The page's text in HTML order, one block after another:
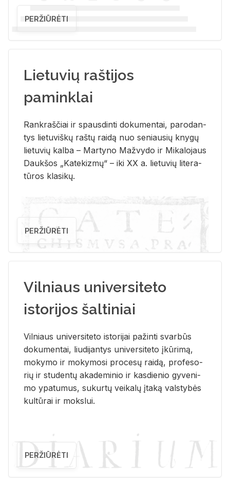
PERŽIŪRĖTI
Lietuvių raštijos
paminklai
Rank­raš­čiai ir spaus­din­ti do­ku­men­tai, pa­ro­dan­
tys lie­tu­viš­kų raš­tų rai­dą nuo se­niau­sių kny­gų
lie­tu­vių kal­ba – Mar­ty­no Ma­žvy­do ir Mi­ka­lo­jaus
Dauk­šos „Ka­te­kiz­mų“ – iki XX a. lie­tu­vių li­te­ra­
tū­ros kla­si­kų.
PERŽIŪRĖTI
Vilniaus universiteto
istorijos šaltiniai
Vil­niaus uni­ver­si­te­to is­to­ri­jai pa­žin­ti svar­būs
do­ku­men­tai, liu­di­jan­tys uni­ver­si­te­to įkū­ri­mą,
mo­ky­mo ir mo­ky­mo­si pro­ce­sų rai­dą, pro­fe­so­
rių ir stu­den­tų aka­de­mi­nio ir kas­die­nio gy­ve­ni­
mo ypa­tu­mus, su­kur­tų vei­ka­lų įta­ką vals­ty­bės
kul­tū­rai ir moks­lui.
PERŽIŪRĖTI